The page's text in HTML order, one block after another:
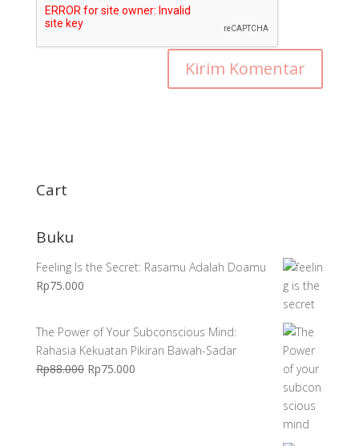
Cart
Buku
Feeling Is the Secret: Rasamu Adalah Doamu
Rp75.000
The Power of Your Subconscious Mind:
Rahasia Kekuatan Pikiran Bawah-Sadar
Rp88.000 Harga
Rp75.000Harga